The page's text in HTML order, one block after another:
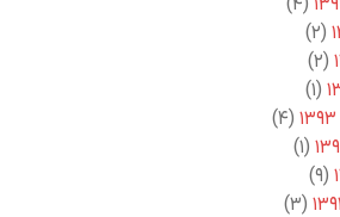
(۲)
(۲)
(۱)
(۴)
(۱)
(۹)
(۳)